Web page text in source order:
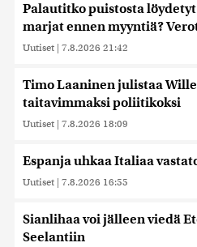
Palautitko puistosta
marjat ennen myyntiä?
Uutiset | 7.8.2026 21:42
Timo Laaninen julistaa
taitavimmaksi poliitikoksi
Uutiset | 7.8.2026 18:09
Espanja uhkaa Italiaa
Uutiset | 7.8.2026 16:55
Sianlihaa voi jälleen viedä
Seelantiin